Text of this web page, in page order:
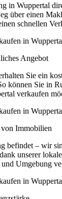
in Wuppertal
über einen
schnellen
Angebot
Sie ein
können Sie in
verkaufen
Immobilien
befindet – wir
unserer
Umgebung